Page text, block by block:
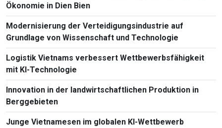
Ökonomie in Dien Bien
Modernisierung der Verteidigungsindustrie auf
Grundlage von Wissenschaft und Technologie
Logistik Vietnams verbessert Wettbewerbsfähigkeit
mit KI-Technologie
Innovation in der landwirtschaftlichen Produktion in
Berggebieten
Junge Vietnamesen im globalen KI-Wettbewerb